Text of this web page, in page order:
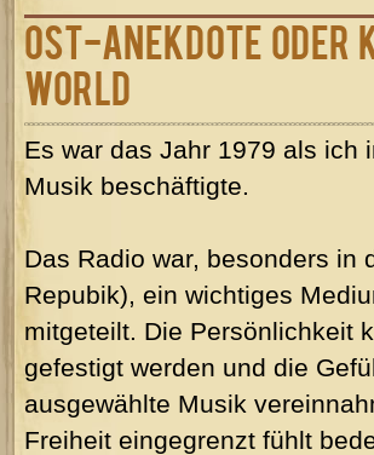
Ost-Anekdote oder
World
Es war das Jahr 1979 als
Musik beschäftigte.
Das Radio war, besonders in
Repubik), ein wichtiges
mitgeteilt. Die Persönlichkeit
gefestigt werden und die
ausgewählte Musik
Freiheit eingegrenzt fühlt